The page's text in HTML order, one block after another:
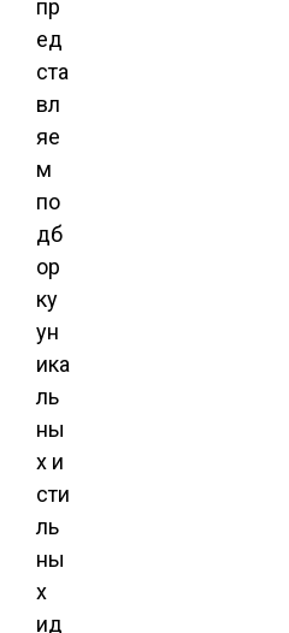
пр
ед
ста
вл
яе
м
по
дб
ор
ку
ун
ика
ль
ны
х и
сти
ль
ны
х
ид